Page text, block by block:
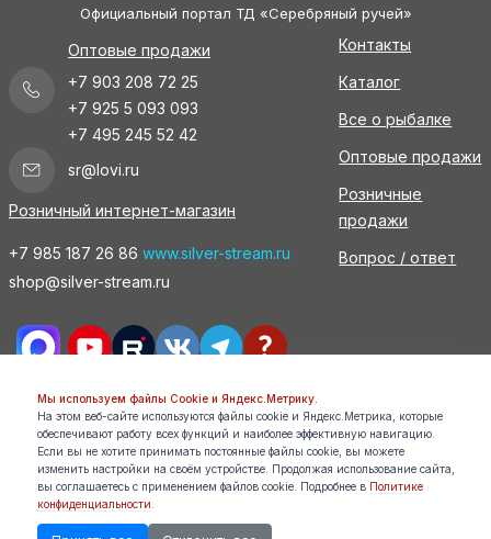
Официальный портал ТД «Серебряный ручей»
Оптовые продажи
+7 903 208 72 25
+7 925 5 093 093
+7 495 245 52 42
sr@lovi.ru
Розничный интернет-магазин
+7 985 187 26 86 www.silver-stream.ru
shop@silver-stream.ru
Контакты
Каталог
Все о рыбалке
Оптовые продажи
Розничные
продажи
Вопрос / ответ
Все права защищены. Silver Stream 2026. При копировании
материалов ссылка на данный источник обязательна.
Сделано в KS
Мы используем файлы Cookie и Яндекс.Метрику.
На этом веб-сайте используются файлы cookie и Яндекс.Метрика, которые
обеспечивают работу всех функций и наиболее эффективную навигацию.
Если вы не хотите принимать постоянные файлы cookie, вы можете
изменить настройки на своём устройстве. Продолжая использование сайта,
вы соглашаетесь с применением файлов cookie. Подробнее в Политике
конфиденциальности